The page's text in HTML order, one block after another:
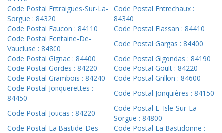
Code Postal Entraigues-Sur-La-
Sorgue : 84320
Code Postal Entrechaux :
84340
Code Postal Faucon : 84110
Code Postal Flassan : 84410
Code Postal Fontaine-De-
Vaucluse : 84800
Code Postal Gargas : 84400
Code Postal Gignac : 84400
Code Postal Gigondas : 84190
Code Postal Gordes : 84220
Code Postal Goult : 84220
Code Postal Grambois : 84240
Code Postal Grillon : 84600
Code Postal Jonquerettes :
84450
Code Postal Jonquières : 84150
Code Postal Joucas : 84220
Code Postal L' Isle-Sur-La-
Sorgue : 84800
Code Postal La Bastide-Des-
Code Postal La Bastidonne :